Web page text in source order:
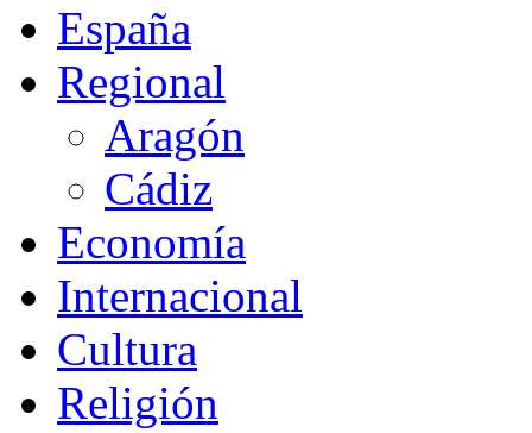
España
Regional
Aragón
Cádiz
Economía
Internacional
Cultura
Religión